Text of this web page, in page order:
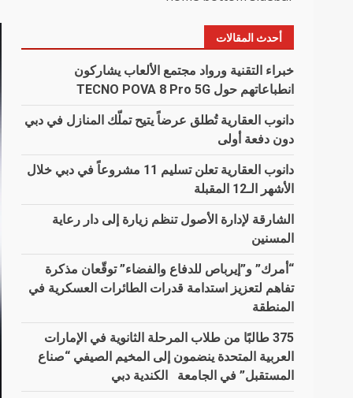
أحدث المقالات
خبراء التقنية ورواد مجتمع الألعاب يشاركون
انطباعاتهم حول TECNO POVA 8 Pro 5G
دانوب العقارية تُطلق عرضاً يتيح تملّك المنازل في دبي
دون دفعة أولى
دانوب العقارية تعلن تسليم 11 مشروعاً في دبي خلال
الأشهر الـ12 المقبلة
الشارقة لإدارة الأصول تنظم زيارة إلى دار رعاية
المسنين
“أمرك” و”إيرباص للدفاع والفضاء” توقّعان مذكرة
تفاهم لتعزيز استدامة قدرات الطائرات العسكرية في
المنطقة
375 طالبًا من طلاب المرحلة الثانوية في الإمارات
العربية المتحدة ينضمون إلى المخيم الصيفي “صناع
المستقبل” في الجامعة الكندية دبي